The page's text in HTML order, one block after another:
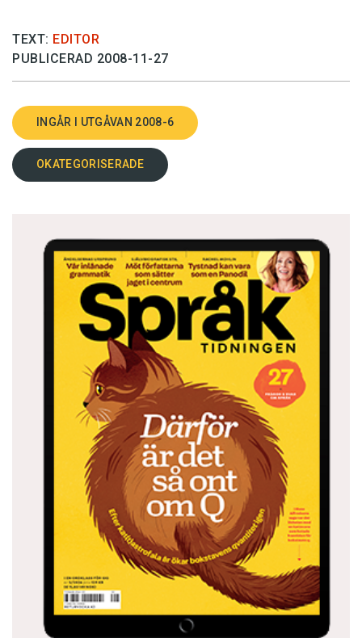
TEXT: EDITOR
PUBLICERAD 2008-11-27
INGÅR I UTGÅVAN 2008-6
OKATEGORISERADE